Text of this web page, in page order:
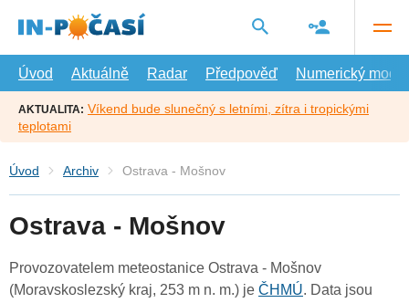
hlavní
Úvod
Aktuálně Radar Předpověď Numerický model
AKTUALITA: Víkend bude slunečný s letními, zítra i tropickými
teplotami
Úvod Archiv Ostrava - Mošnov
Ostrava - Mošnov
Provozovatelem meteostanice Ostrava - Mošnov
(Moravskoslezský kraj, 253 m n. m.) je ČHMÚ. Data jsou